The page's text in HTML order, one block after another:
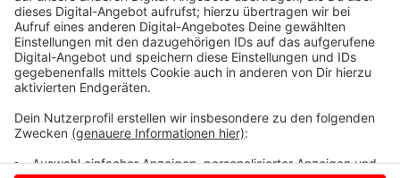
Anzeige